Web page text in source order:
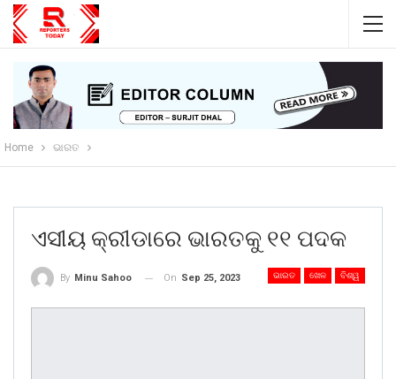
Home ଭାରତ
ଏସୀୟ କ୍ରୀଡାରେ ଭାରତକୁ ୧୧ ପଦକ
ଭାରତ ଖେଳ ବିଶ୍ୱ
By Minu Sahoo On Sep 25, 2023